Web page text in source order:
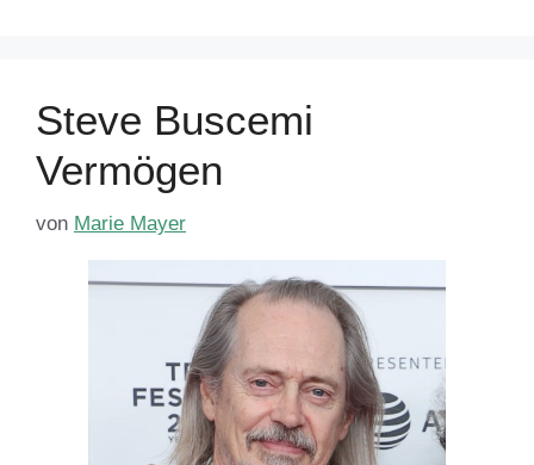
Steve Buscemi
Vermögen
von Marie Mayer